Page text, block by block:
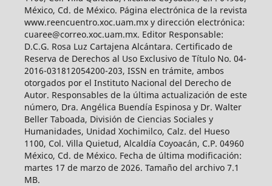
México, Cd. de México. Página electrónica de la revista
www.reencuentro.xoc.uam.mx y dirección electrónica:
cuaree@correo.xoc.uam.mx. Editor Responsable:
D.C.G. Rosa Luz Cartajena Alcántara. Certificado de
Reserva de Derechos al Uso Exclusivo de Título No. 04-
2016-031812054200-203, ISSN en trámite, ambos
otorgados por el Instituto Nacional del Derecho de
Autor. Responsables de la última actualización de este
número, Dra. Angélica Buendía Espinosa y Dr. Walter
Beller Taboada, División de Ciencias Sociales y
Humanidades, Unidad Xochimilco, Calz. del Hueso
1100, Col. Villa Quietud, Alcaldía Coyoacán, C.P. 04960
México, Cd. de México. Fecha de última modificación:
martes 17 de marzo de 2026. Tamaño del archivo 7.1
MB.